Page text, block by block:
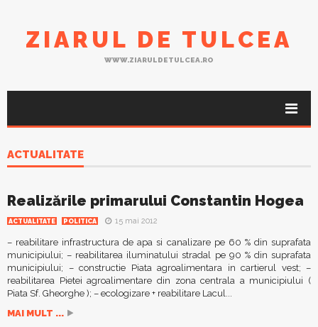
ZIARUL DE TULCEA
WWW.ZIARULDETULCEA.RO
ACTUALITATE
Realizările primarului Constantin Hogea
ACTUALITATE POLITICA 15 mai 2012
– reabilitare infrastructura de apa si canalizare pe 60 % din suprafata
municipiului; – reabilitarea iluminatului stradal pe 90 % din suprafata
municipiului; – constructie Piata agroalimentara in cartierul vest; –
reabilitarea Pietei agroalimentare din zona centrala a municipiului (
Piata Sf. Gheorghe ); – ecologizare + reabilitare Lacul...
MAI MULT ...